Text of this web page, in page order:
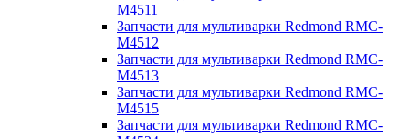
M4511
Запчасти для мультиварки Redmond RMC-
M4512
Запчасти для мультиварки Redmond RMC-
M4513
Запчасти для мультиварки Redmond RMC-
M4515
Запчасти для мультиварки Redmond RMC-